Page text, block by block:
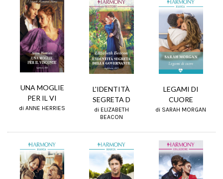
UNA MOGLIE
PER IL VI
di ANNE HERRIES
L'IDENTITÀ
SEGRETA D
di ELIZABETH
BEACON
LEGAMI DI
CUORE
di SARAH MORGAN